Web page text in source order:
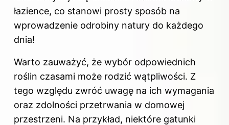
łazience, co stanowi prosty sposób na
wprowadzenie odrobiny natury do każdego
dnia!
Warto zauważyć, że wybór odpowiednich
roślin czasami może rodzić wątpliwości. Z
tego względu zwróć uwagę na ich wymagania
oraz zdolności przetrwania w domowej
przestrzeni. Na przykład, niektóre gatunki